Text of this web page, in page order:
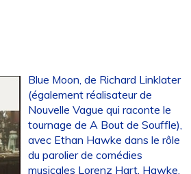
Blue Moon, de Richard Linklater
(également réalisateur de
Nouvelle Vague qui raconte le
tournage de A Bout de Souffle),
avec Ethan Hawke dans le rôle
du parolier de comédies
musicales Lorenz Hart. Hawke,